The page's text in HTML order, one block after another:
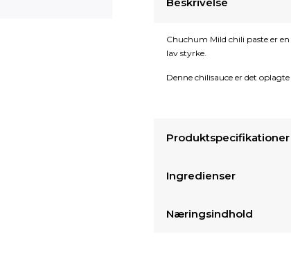
Chuchum Mild chili paste er
lav styrke.
Denne chilisauce er det
Produktspecifikationer
Ingredienser
Næringsindhold